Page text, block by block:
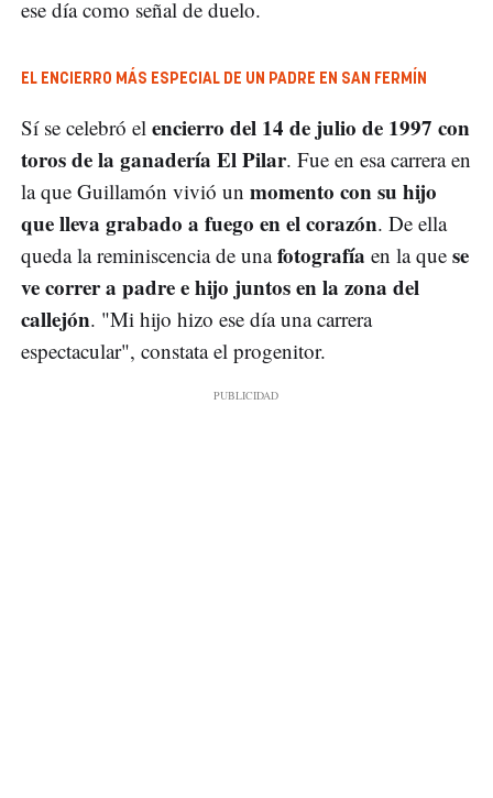
ese día como señal de duelo.
EL ENCIERRO MÁS ESPECIAL DE UN PADRE EN SAN FERMÍN
Sí se celebró el encierro del 14 de julio de 1997 con
toros de la ganadería El Pilar. Fue en esa carrera en
la que Guillamón vivió un momento con su hijo
que lleva grabado a fuego en el corazón. De ella
queda la reminiscencia de unafotografía en la que se
ve correr a padre e hijo juntos en la zona del
callejón. "Mi hijo hizo ese día una carrera
espectacular", constata el progenitor.